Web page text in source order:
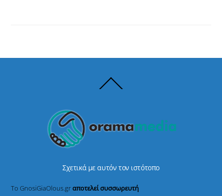
To
Σχετικά με αυτόν τον ιστότοπο
Το GnosiGiaOlous.grαποτελεί συσσωρευτή